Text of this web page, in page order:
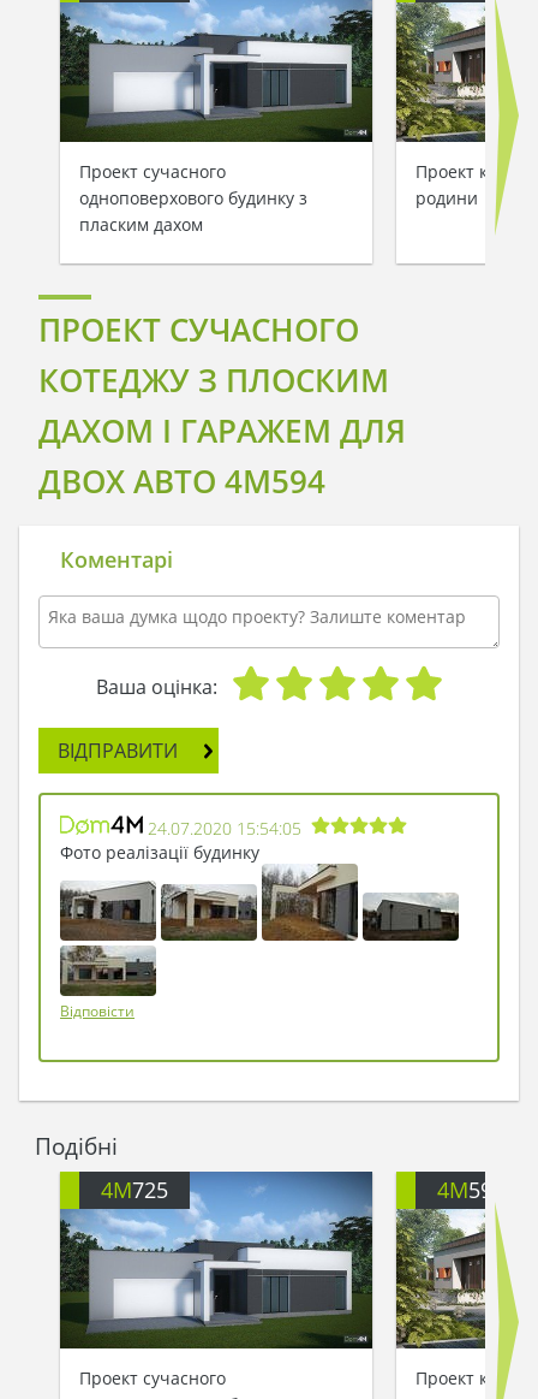
Проект сучасного
одноповерхового будинку з
пласким дахом
Проект
родини
ПРОЕКТ СУЧАСНОГО
КОТЕДЖУ З ПЛОСКИМ
ДАХОМ І ГАРАЖЕМ ДЛЯ
ДВОХ АВТО 4M594
Коментарі
Ваша оцінка:
ВІДПРАВИТИ
24.07.2020 15:54:05
Фото реалізації будинку
Відповісти
Подібні
4M725
Проект сучасного
4M592
Проект